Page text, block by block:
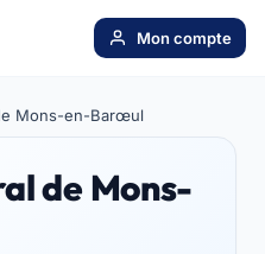
Mon compte
Mons-en-Barœul
de Mons-